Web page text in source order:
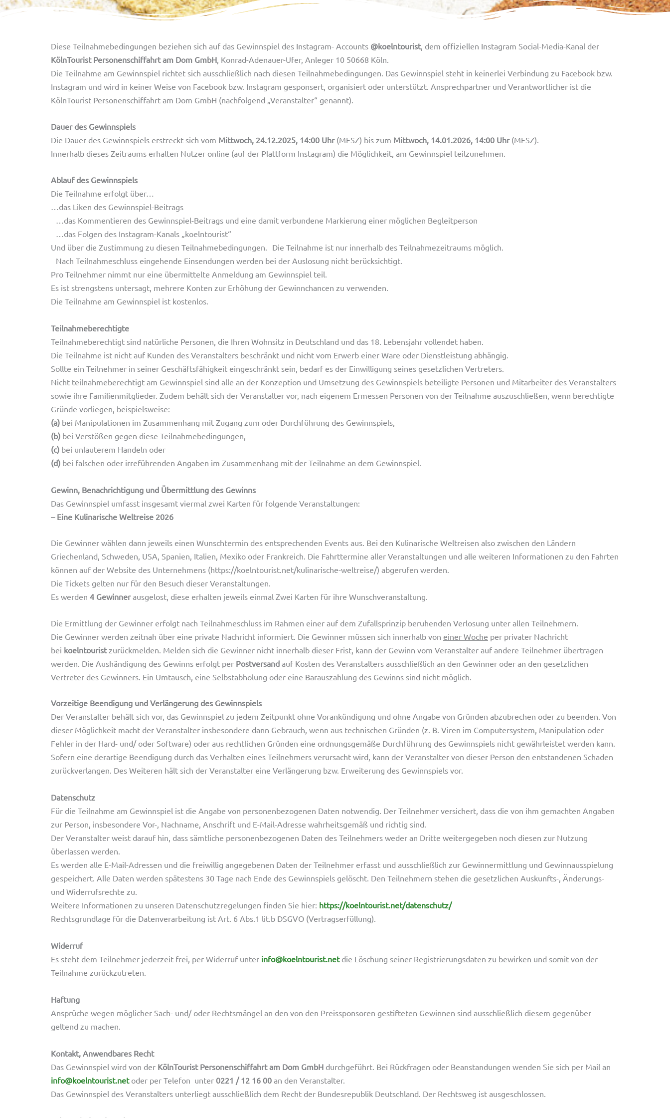
Diese Teilnahmebedingungen beziehen sich auf das Gewinnspiel des Instagram- Accounts @koelntourist, dem offiziellen Instagram Social-Media-Kanal der
KölnTourist Personenschiffahrt am Dom GmbH, Konrad-Adenauer-Ufer, Anleger 10 50668 Köln.
Die Teilnahme am Gewinnspiel richtet sich ausschließlich nach diesen Teilnahmebedingungen. Das Gewinnspiel steht in keinerlei Verbindung zu Facebook bzw.
Instagram und wird in keiner Weise von Facebook bzw. Instagram gesponsert, organisiert oder unterstützt. Ansprechpartner und Verantwortlicher ist die
KölnTourist Personenschiffahrt am Dom GmbH (nachfolgend „Veranstalter“ genannt).
Dauer des Gewinnspiels
Die Dauer des Gewinnspiels erstreckt sich vom Mittwoch, 24.12.2025, 14:00 Uhr(MESZ) bis zum Mittwoch, 14.01.2026, 14:00 Uhr(MESZ).
Innerhalb dieses Zeitraums erhalten Nutzer online (auf der Plattform Instagram) die Möglichkeit, am Gewinnspiel teilzunehmen.
Ablauf des Gewinnspiels
Die Teilnahme erfolgt über…
…das Liken des Gewinnspiel-Beitrags
…das Kommentieren des Gewinnspiel-Beitrags und eine damit verbundene Markierung einer möglichen Begleitperson
…das Folgen des Instagram-Kanals „koelntourist“
Und über die Zustimmung zu diesen Teilnahmebedingungen. Die Teilnahme ist nur innerhalb des Teilnahmezeitraums möglich.
Nach Teilnahmeschluss eingehende Einsendungen werden bei der Auslosung nicht berücksichtigt.
Pro Teilnehmer nimmt nur eine übermittelte Anmeldung am Gewinnspiel teil.
Es ist strengstens untersagt, mehrere Konten zur Erhöhung der Gewinnchancen zu verwenden.
Die Teilnahme am Gewinnspiel ist kostenlos.
Teilnahmeberechtigte
Teilnahmeberechtigt sind natürliche Personen, die Ihren Wohnsitz in Deutschland und das 18. Lebensjahr vollendet haben.
Die Teilnahme ist nicht auf Kunden des Veranstalters beschränkt und nicht vom Erwerb einer Ware oder Dienstleistung abhängig.
Sollte ein Teilnehmer in seiner Geschäftsfähigkeit eingeschränkt sein, bedarf es der Einwilligung seines gesetzlichen Vertreters.
Nicht teilnahmeberechtigt am Gewinnspiel sind alle an der Konzeption und Umsetzung des Gewinnspiels beteiligte Personen und Mitarbeiter des Veranstalters
sowie ihre Familienmitglieder. Zudem behält sich der Veranstalter vor, nach eigenem Ermessen Personen von der Teilnahme auszuschließen, wenn berechtigte
Gründe vorliegen, beispielsweise:
(a) bei Manipulationen im Zusammenhang mit Zugang zum oder Durchführung des Gewinnspiels,
(b) bei Verstößen gegen diese Teilnahmebedingungen,
(c) bei unlauterem Handeln oder
(d) bei falschen oder irreführenden Angaben im Zusammenhang mit der Teilnahme an dem Gewinnspiel.
Gewinn, Benachrichtigung und Übermittlung des Gewinns
Das Gewinnspiel umfasst insgesamt viermal zwei Karten für folgende Veranstaltungen:
– Eine Kulinarische Weltreise 2026
Die Gewinner wählen dann jeweils einen Wunschtermin des entsprechenden Events aus. Bei den Kulinarische Weltreisen also zwischen den Ländern
Griechenland, Schweden, USA, Spanien, Italien, Mexiko oder Frankreich. Die Fahrttermine aller Veranstaltungen und alle weiteren Informationen zu den Fahrten
können auf der Website des Unternehmens (https://koelntourist.net/kulinarische-weltreise/) abgerufen werden.
Die Tickets gelten nur für den Besuch dieser Veranstaltungen.
Es werden 4 Gewinnerausgelost, diese erhalten jeweils einmal Zwei Karten für ihre Wunschveranstaltung.
Die Ermittlung der Gewinner erfolgt nach Teilnahmeschluss im Rahmen einer auf dem Zufallsprinzip beruhenden Verlosung unter allen Teilnehmern.
Die Gewinner werden zeitnah über eine private Nachricht informiert. Die Gewinner müssen sich innerhalb von einer Woche per privater Nachricht
bei koelntouristzurückmelden. Melden sich die Gewinner nicht innerhalb dieser Frist, kann der Gewinn vom Veranstalter auf andere Teilnehmer übertragen
werden. Die Aushändigung des Gewinns erfolgt per Postversand auf Kosten des Veranstalters ausschließlich an den Gewinner oder an den gesetzlichen
Vertreter des Gewinners. Ein Umtausch, eine Selbstabholung oder eine Barauszahlung des Gewinns sind nicht möglich.
Vorzeitige Beendigung und Verlängerung des Gewinnspiels
Der Veranstalter behält sich vor, das Gewinnspiel zu jedem Zeitpunkt ohne Vorankündigung und ohne Angabe von Gründen abzubrechen oder zu beenden. Von
dieser Möglichkeit macht der Veranstalter insbesondere dann Gebrauch, wenn aus technischen Gründen (z. B. Viren im Computersystem, Manipulation oder
Fehler in der Hard- und/ oder Software) oder aus rechtlichen Gründen eine ordnungsgemäße Durchführung des Gewinnspiels nicht gewährleistet werden kann.
Sofern eine derartige Beendigung durch das Verhalten eines Teilnehmers verursacht wird, kann der Veranstalter von dieser Person den entstandenen Schaden
zurückverlangen. Des Weiteren hält sich der Veranstalter eine Verlängerung bzw. Erweiterung des Gewinnspiels vor.
Datenschutz
Für die Teilnahme am Gewinnspiel ist die Angabe von personenbezogenen Daten notwendig. Der Teilnehmer versichert, dass die von ihm gemachten Angaben
zur Person, insbesondere Vor-, Nachname, Anschrift und E-Mail-Adresse wahrheitsgemäß und richtig sind.
Der Veranstalter weist darauf hin, dass sämtliche personenbezogenen Daten des Teilnehmers weder an Dritte weitergegeben noch diesen zur Nutzung
überlassen werden.
Es werden alle E-Mail-Adressen und die freiwillig angegebenen Daten der Teilnehmer erfasst und ausschließlich zur Gewinnermittlung und Gewinnausspielung
gespeichert. Alle Daten werden spätestens 30 Tage nach Ende des Gewinnspiels gelöscht. Den Teilnehmern stehen die gesetzlichen Auskunfts-, Änderungs-
und Widerrufsrechte zu.
Weitere Informationen zu unseren Datenschutzregelungen finden Sie hier: https://koelntourist.net/datenschutz/
Rechtsgrundlage für die Datenverarbeitung ist Art. 6 Abs.1 lit.b DSGVO (Vertragserfüllung).
Widerruf
Es steht dem Teilnehmer jederzeit frei, per Widerruf unter info@koelntourist.netdie Löschung seiner Registrierungsdaten zu bewirken und somit von der
Teilnahme zurückzutreten.
Haftung
Ansprüche wegen möglicher Sach- und/ oder Rechtsmängel an den von den Preissponsoren gestifteten Gewinnen sind ausschließlich diesem gegenüber
geltend zu machen.
Kontakt, Anwendbares Recht
Das Gewinnspiel wird von der KölnTourist Personenschiffahrt am Dom GmbH durchgeführt. Bei Rückfragen oder Beanstandungen wenden Sie sich per Mail an
info@koelntourist.net oder per Telefon unter 0221 / 12 16 00 an den Veranstalter.
Das Gewinnspiel des Veranstalters unterliegt ausschließlich dem Recht der Bundesrepublik Deutschland. Der Rechtsweg ist ausgeschlossen.